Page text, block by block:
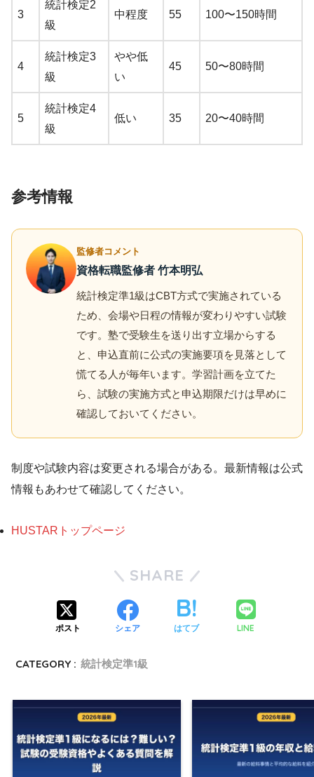
3
統計検定2
級
中程度 55 100〜150時間
4
統計検定3
級
やや低
い
45 50〜80時間
5
統計検定4
級
低い 35 20〜40時間
参考情報
監修者コメント
資格転職監修者 竹本明弘
統計検定準1級はCBT方式で実施されている
ため、会場や日程の情報が変わりやすい試験
です。塾で受験生を送り出す立場からする
と、申込直前に公式の実施要項を見落として
慌てる人が毎年います。学習計画を立てた
ら、試験の実施方式と申込期限だけは早めに
確認しておいてください。
制度や試験内容は変更される場合がある。最新情報は公式
情報もあわせて確認してください。
HUSTARトップページ
SHARE
ポスト シェア はてブ LINE
CATEGORY : 統計検定準1級